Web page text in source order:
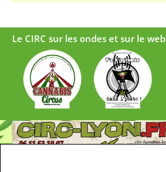
Le CIRC sur les ondes et sur le web